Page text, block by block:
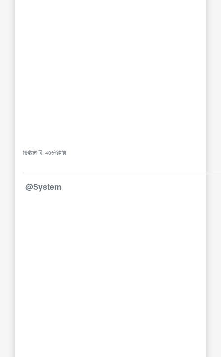
接收时间: 40分钟前
@System